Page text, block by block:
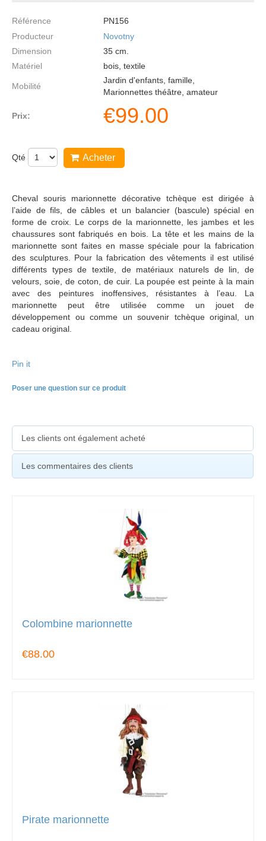
Référence
PN156
Producteur
Novotny
Dimension
35 cm.
Matériel
bois, textile
Mobilité
Jardin d'enfants, famille,
Marionnettes théâtre, amateur
Prix: €99.00
Qté Acheter
Cheval souris marionnette décorative tchèque est dirigée à
l’aide de fils, de câbles et un balancier (bascule) spécial en
forme de croix. Le corps de la marionnette, les jambes et les
chaussures sont fabriqués en bois. La tête et les mains de la
marionnette sont faites en masse spéciale pour la fabrication
des sculptures. Pour la fabrication des vêtements il est utilisé
différents types de textile, de matériaux naturels de lin, de
velours, soie, de coton, de cuir. La poupée est peinte à la main
avec des peintures inoffensives, résistantes à l’eau. La
marionnette peut être utilisée comme un jouet de
développement ou comme un souvenir tchèque original, un
cadeau original.
Pin it
Poser une question sur ce produit
Les clients ont également acheté
Les commentaires des clients
Colombine marionnette
€88.00
Pirate marionnette